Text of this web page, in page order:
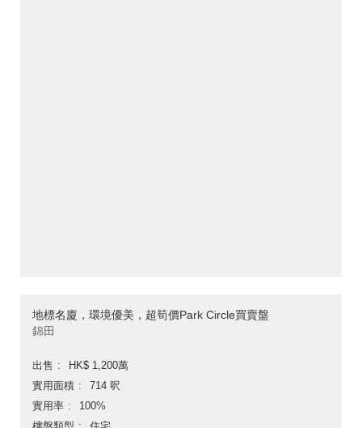
地標名廈，環境優美，超筍價Park Circle買賣盤
錦田
出售
HK$ 1,200萬
實用面積
714 呎
實用率
100%